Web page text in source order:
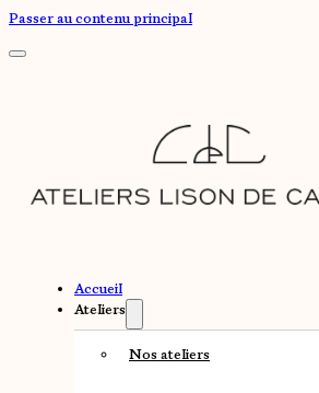
Passer au contenu principal
Accueil
Ateliers
Nos ateliers